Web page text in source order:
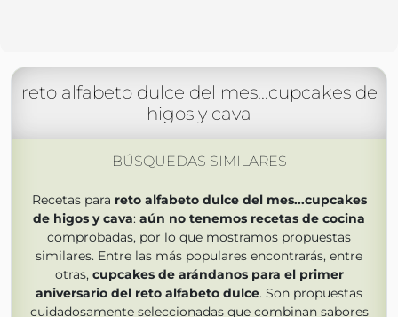
reto alfabeto dulce del mes...cupcakes de
higos y cava
BÚSQUEDAS SIMILARES
Recetas para reto alfabeto dulce del mes...cupcakes
de higos y cava: aún no tenemos recetas de cocina
comprobadas, por lo que mostramos propuestas
similares. Entre las más populares encontrarás, entre
otras, cupcakes de arándanos para el primer
aniversario del reto alfabeto dulce. Son propuestas
cuidadosamente seleccionadas que combinan sabores